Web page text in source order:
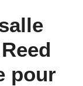
pour